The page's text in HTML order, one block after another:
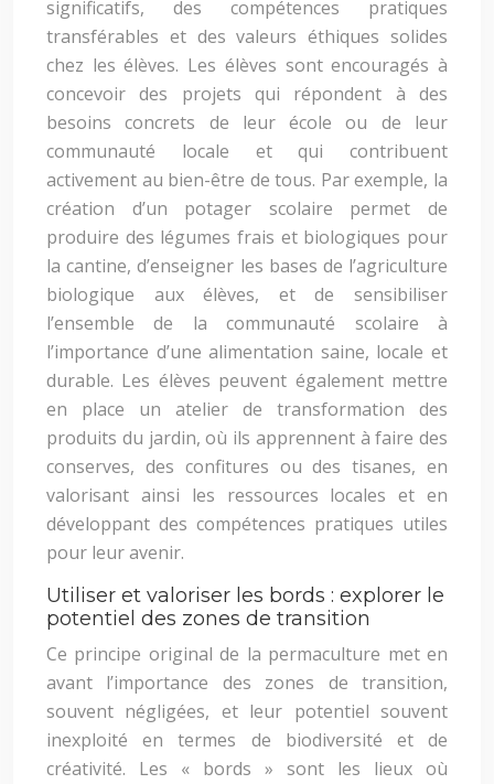
significatifs, des compétences pratiques
transférables et des valeurs éthiques solides
chez les élèves. Les élèves sont encouragés à
concevoir des projets qui répondent à des
besoins concrets de leur école ou de leur
communauté locale et qui contribuent
activement au bien-être de tous. Par exemple, la
création d’un potager scolaire permet de
produire des légumes frais et biologiques pour
la cantine, d’enseigner les bases de l’agriculture
biologique aux élèves, et de sensibiliser
l’ensemble de la communauté scolaire à
l’importance d’une alimentation saine, locale et
durable. Les élèves peuvent également mettre
en place un atelier de transformation des
produits du jardin, où ils apprennent à faire des
conserves, des confitures ou des tisanes, en
valorisant ainsi les ressources locales et en
développant des compétences pratiques utiles
pour leur avenir.
Utiliser et valoriser les bords : explorer le
potentiel des zones de transition
Ce principe original de la permaculture met en
avant l’importance des zones de transition,
souvent négligées, et leur potentiel souvent
inexploité en termes de biodiversité et de
créativité. Les « bords » sont les lieux où